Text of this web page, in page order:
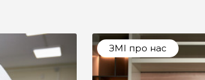
ЗМІ про нас